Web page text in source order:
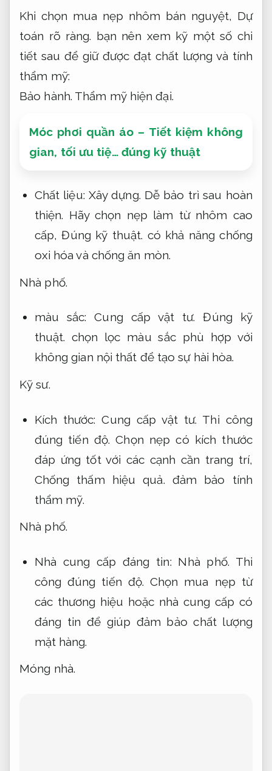
Khi chọn mua nẹp nhôm bán nguyệt, Dự
toán rõ ràng. bạn nên xem kỹ một số chi
tiết sau để giữ được đạt chất lượng và tính
thẩm mỹ:
Bảo hành. Thẩm mỹ hiện đại.
Móc phơi quần áo – Tiết kiệm không
gian, tối ưu tiệ… đúng kỹ thuật
Chất liệu: Xây dựng. Dễ bảo trì sau hoàn
thiện. Hãy chọn nẹp làm từ nhôm cao
cấp,Đúng kỹ thuật. có khả năng chống
oxi hóa và chống ăn mòn.
Nhà phố.
màu sắc:Cung cấp vật tư.
Đúng kỹ
thuật. chọn lọc màu sắc phù hợp với
không gian nội thất để tạo sự hài hòa.
Kỹ sư.
Kích thước:Cung cấp vật tư. Thi công
đúng tiến độ. Chọn nẹp có kích thước
đáp ứng tốt với các cạnh cần trang trí,
Chống thấm hiệu quả. đảm bảo tính
thẩm mỹ.
Nhà phố.
Nhà cung cấp đáng tin: Nhà phố. Thi
công đúng tiến độ. Chọn mua nẹp từ
các thương hiệu hoặc nhà cung cấp có
đáng tin để giúp đảm bảo chất lượng
mặt hàng.
Móng nhà.